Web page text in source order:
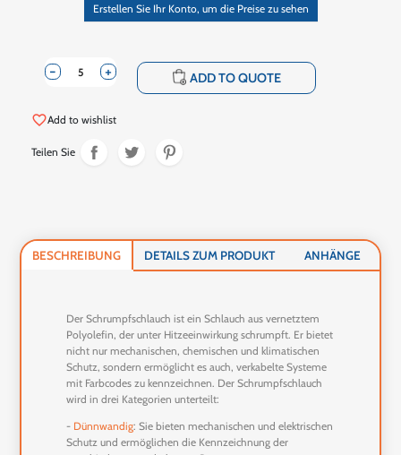
Erstellen Sie Ihr Konto, um die Preise zu sehen
+
- shopping_cart ADD TO QUOTE
favorite_borderAdd to wishlist
Teilen Sie
BESCHREIBUNG DETAILS ZUM PRODUKT ANHÄNGE
Der Schrumpfschlauch ist ein Schlauch aus vernetztem
Polyolefin, der unter Hitzeeinwirkung schrumpft. Er bietet
nicht nur mechanischen, chemischen und klimatischen
Schutz, sondern ermöglicht es auch, verkabelte Systeme
mit Farbcodes zu kennzeichnen. Der Schrumpfschlauch
wird in drei Kategorien unterteilt:
- Dünnwandig: Sie bieten mechanischen und elektrischen
Schutz und ermöglichen die Kennzeichnung der